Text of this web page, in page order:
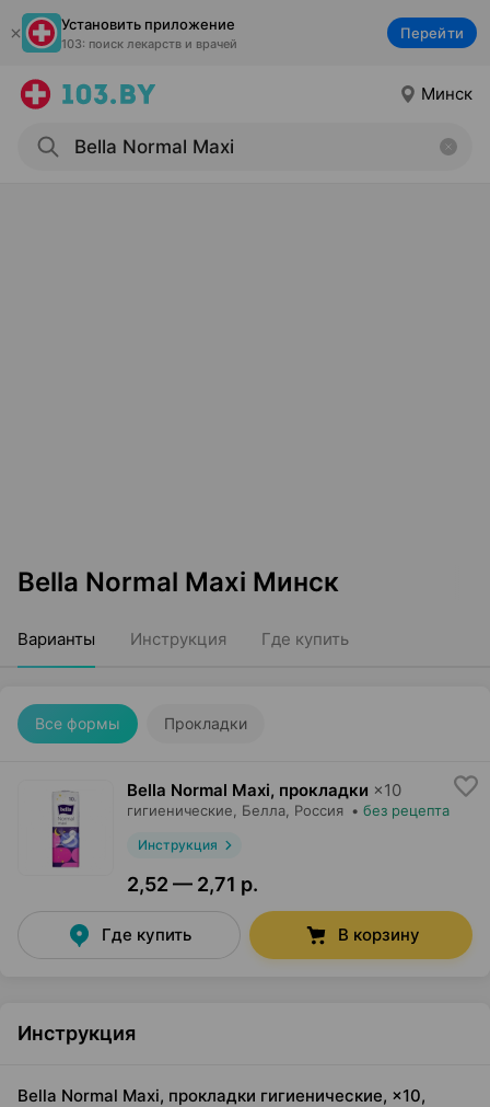
Установить приложение
103: поиск лекарств и врачей
Перейти
Минск
Bella Normal Maxi Минск
Варианты Инструкция Где купить
Все формы Прокладки
Bella Normal Maxi, прокладки ×10
гигиенические, Белла , Россия • без рецепта
Инструкция
2,52 — 2,71 р.
Где купить В корзину
Инструкция
Bella Normal Maxi, прокладки гигиенические, ×10,